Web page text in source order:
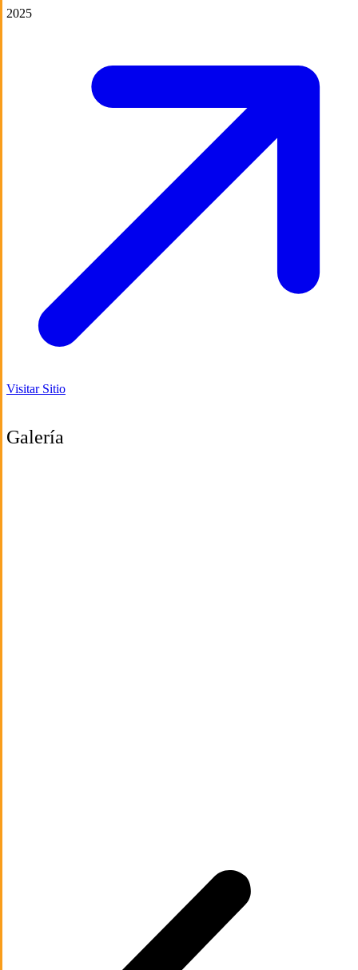
2025
Visitar Sitio
Galería